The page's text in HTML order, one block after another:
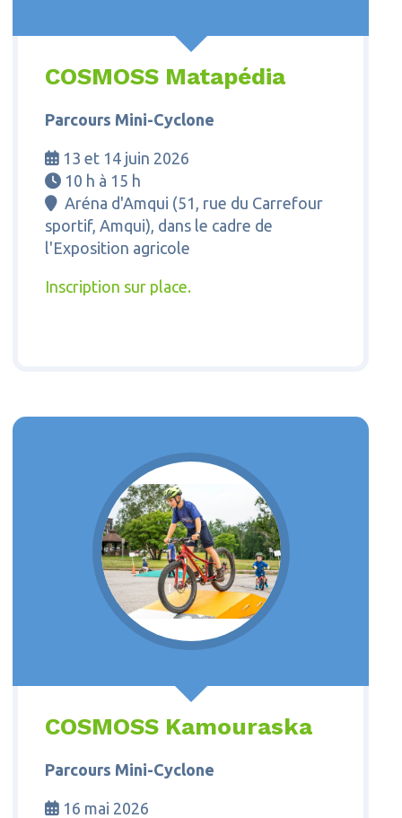
COSMOSS Matapédia
Parcours Mini-Cyclone
 13 et 14 juin 2026
 10 h à 15 h
 Aréna d'Amqui (51, rue du Carrefour
sportif, Amqui), dans le cadre de
l'Exposition agricole
Inscription sur place.
COSMOSS Kamouraska
Parcours Mini-Cyclone
 16 mai 2026